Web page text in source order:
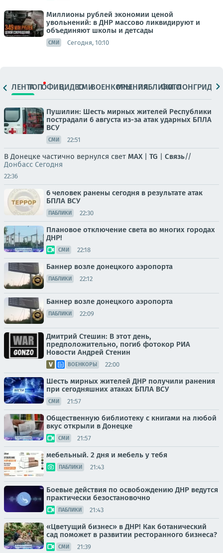
Миллионы рублей экономии ценой
увольнений: в ДНР массово ликвидируют и
объединяют школы и детсады
СМИ Сегодня, 10:10
ЛЕНТАТОПОФИЦ.ВИДЕОСМИВОЕНКОРЫМНЕНИЯПАБЛИКИ
ФОТОЛОНГРИДЫ
Пушилин: Шесть мирных жителей Республики
пострадали 6 августа из-за атак ударных БПЛА
ВСУ
СМИ 22:51
В Донецке частично вернулся свет MAX| TG | Связь//
Донбасс Сегодня
22:36
6 человек ранены сегодня в результате атак
БПЛА ВСУ
ПАБЛИКИ 22:30
Плановое отключение света во многих городах
ДНР!
СМИ 22:18
Баннер возле донецкого аэропорта
ПАБЛИКИ 22:12
Баннер возле донецкого аэропорта
ПАБЛИКИ 22:09
Дмитрий Стешин: В этот день,
предположительно, погиб фотокор РИА
Новости Андрей Стенин
ВОЕНКОРЫ 22:00
Шесть мирных жителей ДНР получили ранения
при сегодняшних атаках БПЛА ВСУ
СМИ 21:57
Общественную библиотеку с книгами на любой
вкус открыли в Донецке
СМИ 21:57
мебельный. 2 дня и мебель у тебя
ПАБЛИКИ 21:43
Боевые действия по освобождению ДНР ведутся
практически безостановочно
ПАБЛИКИ 21:43
«Цветущий бизнес» в ДНР! Как ботанический
сад поможет в развитии ресторанного бизнеса?
СМИ 21:39